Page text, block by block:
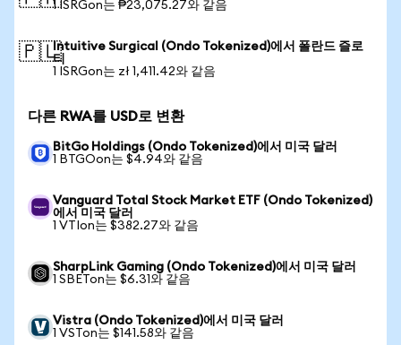
1 ISRGon는 ₱23,075.27와 같음
🇵🇱Intuitive Surgical (Ondo Tokenized)에서 폴란드 즐로
티
1 ISRGon는 zł 1,411.42와 같음
다른 RWA를 USD로 변환
BitGo Holdings (Ondo Tokenized)에서 미국 달러
1 BTGOon는 $4.94와 같음
Vanguard Total Stock Market ETF (Ondo Tokenized)
에서 미국 달러
1 VTIon는 $382.27와 같음
SharpLink Gaming (Ondo Tokenized)에서 미국 달러
1 SBETon는 $6.31와 같음
Vistra (Ondo Tokenized)에서 미국 달러
1 VSTon는 $141.58와 같음